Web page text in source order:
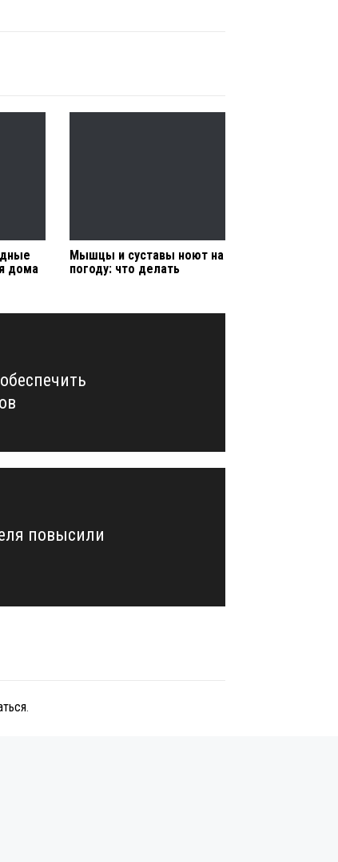
дома
Мышцы и суставы ноют на
погоду: что делать
повысили
.